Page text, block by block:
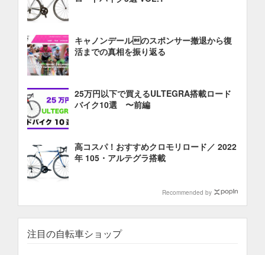
キャノンデールのスポンサー撤退から復
活までの真相を振り返る
25万円以下で買えるULTEGRA搭載ロード
バイク10選 〜前編
高コスパ！おすすめクロモリロード／ 2022
年 105・アルテグラ搭載
Recommended by
注目の自転車ショップ